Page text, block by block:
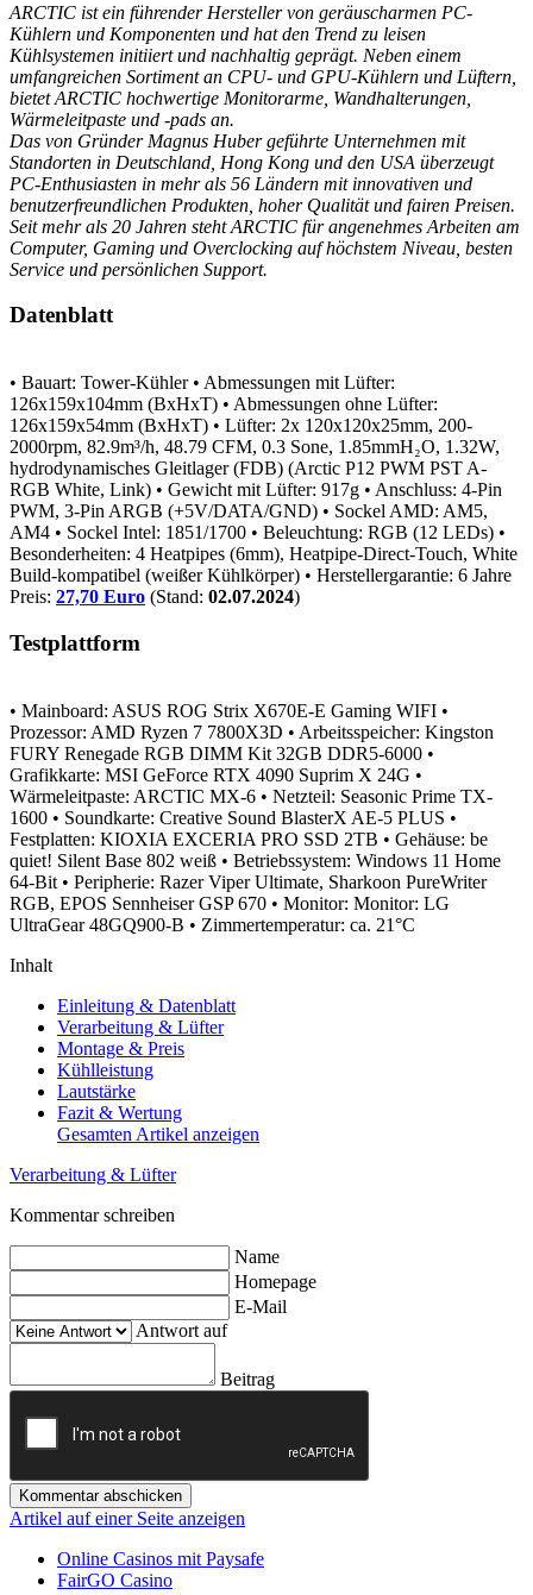
ARCTIC ist ein führender Hersteller von geräuscharmen PC-
Kühlern und Komponenten und hat den Trend zu leisen
Kühlsystemen initiiert und nachhaltig geprägt. Neben einem
umfangreichen Sortiment an CPU- und GPU-Kühlern und Lüftern,
bietet ARCTIC hochwertige Monitorarme, Wandhalterungen,
Wärmeleitpaste und -pads an.
Das von Gründer Magnus Huber geführte Unternehmen mit
Standorten in Deutschland, Hong Kong und den USA überzeugt
PC-Enthusiasten in mehr als 56 Ländern mit innovativen und
benutzerfreundlichen Produkten, hoher Qualität und fairen Preisen.
Seit mehr als 20 Jahren steht ARCTIC für angenehmes Arbeiten am
Computer, Gaming und Overclocking auf höchstem Niveau, besten
Service und persönlichen Support.
Datenblatt
• Bauart: Tower-Kühler • Abmessungen mit Lüfter:
126x159x104mm (BxHxT) • Abmessungen ohne Lüfter:
126x159x54mm (BxHxT) • Lüfter: 2x 120x120x25mm, 200-
2000rpm, 82.9m³/h, 48.79 CFM, 0.3 Sone, 1.85mmH₂O, 1.32W,
hydrodynamisches Gleitlager (FDB) (Arctic P12 PWM PST A-
RGB White, Link) • Gewicht mit Lüfter: 917g • Anschluss: 4-Pin
PWM, 3-Pin ARGB (+5V/DATA/GND) • Sockel AMD: AM5,
AM4 • Sockel Intel: 1851/1700 • Beleuchtung: RGB (12 LEDs) •
Besonderheiten: 4 Heatpipes (6mm), Heatpipe-Direct-Touch, White
Build-kompatibel (weißer Kühlkörper) • Herstellergarantie: 6 Jahre
Preis: 27,70 Euro (Stand: 02.07.2024)
Testplattform
• Mainboard: ASUS ROG Strix X670E-E Gaming WIFI •
Prozessor: AMD Ryzen 7 7800X3D • Arbeitsspeicher: Kingston
FURY Renegade RGB DIMM Kit 32GB DDR5-6000 •
Grafikkarte: MSI GeForce RTX 4090 Suprim X 24G •
Wärmeleitpaste: ARCTIC MX-6 • Netzteil: Seasonic Prime TX-
1600 • Soundkarte: Creative Sound BlasterX AE-5 PLUS •
Festplatten: KIOXIA EXCERIA PRO SSD 2TB • Gehäuse: be
quiet! Silent Base 802 weiß • Betriebssystem: Windows 11 Home
64-Bit • Peripherie: Razer Viper Ultimate, Sharkoon PureWriter
RGB, EPOS Sennheiser GSP 670 • Monitor: Monitor: LG
UltraGear 48GQ900-B • Zimmertemperatur: ca. 21°C
Inhalt
Einleitung & Datenblatt
Verarbeitung & Lüfter
Montage & Preis
Kühlleistung
Lautstärke
Fazit & Wertung
Gesamten Artikel anzeigen
Verarbeitung & Lüfter
Kommentar schreiben
Name
Homepage
E-Mail
Antwort auf
Beitrag
Kommentar abschicken
Artikel auf einer Seite anzeigen
Online Casinos mit Paysafe
FairGO Casino